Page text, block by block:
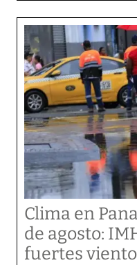
Clima en
de agosto:
fuertes